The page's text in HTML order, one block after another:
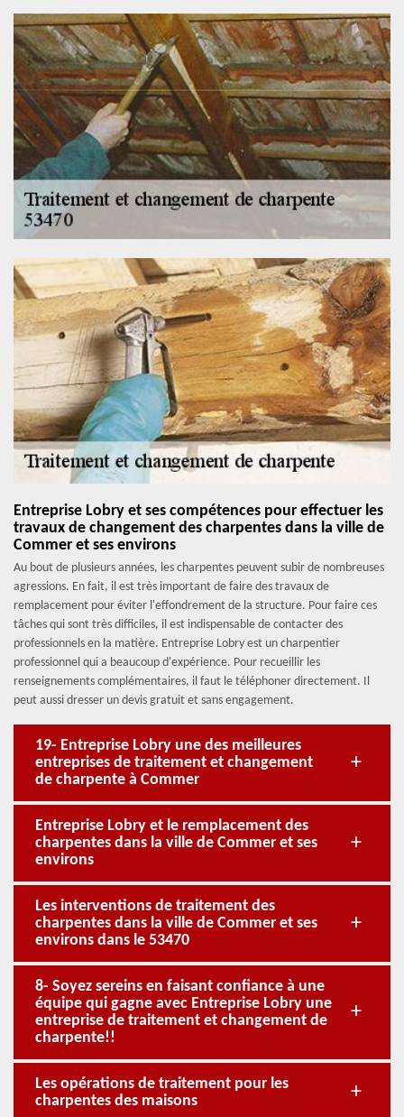
Entreprise Lobry et ses compétences pour effectuer les
travaux de changement des charpentes dans la ville de
Commer et ses environs
Au bout de plusieurs années, les charpentes peuvent subir de nombreuses
agressions. En fait, il est très important de faire des travaux de
remplacement pour éviter l'effondrement de la structure. Pour faire ces
tâches qui sont très difficiles, il est indispensable de contacter des
professionnels en la matière. Entreprise Lobry est un charpentier
professionnel qui a beaucoup d'expérience. Pour recueillir les
renseignements complémentaires, il faut le téléphoner directement. Il
peut aussi dresser un devis gratuit et sans engagement.
19- Entreprise Lobry une des meilleures
entreprises de traitement et changement
de charpente à Commer
Entreprise Lobry et le remplacement des
charpentes dans la ville de Commer et ses
environs
Les interventions de traitement des
charpentes dans la ville de Commer et ses
environs dans le 53470
8- Soyez sereins en faisant confiance à une
équipe qui gagne avec Entreprise Lobry une
entreprise de traitement et changement de
charpente!!
Les opérations de traitement pour les
charpentes des maisons